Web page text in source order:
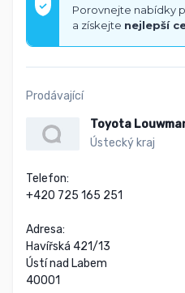
Porovnejte nabídky
a získejte nejlepší
Prodávající
Toyota
Ústecký kraj
Telefon:
+420 725 165 251
Adresa:
Havířská 421/13
Ústí nad Labem
40001